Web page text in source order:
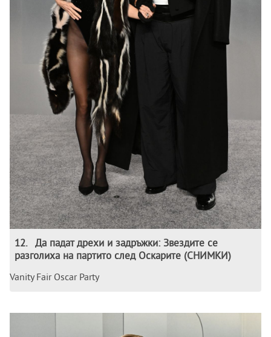
12.
Да падат дрехи и задръжки: Звездите се
разголиха на партито след Оскарите (СНИМКИ)
Vanity Fair Oscar Party